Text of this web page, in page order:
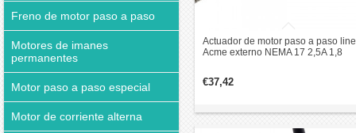
Freno de motor paso a paso
Motores de imanes
permanentes
Motor paso a paso especial
Motor de corriente alterna
Actuador de motor paso a paso
Acme externo NEMA 17 2,5A 1,8
€37,42